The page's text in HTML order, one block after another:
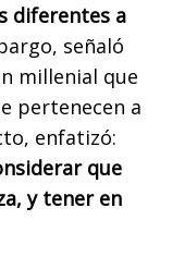
diferentes a
señaló
millenial que
pertenecen a
enfatizó:
que
y tener en